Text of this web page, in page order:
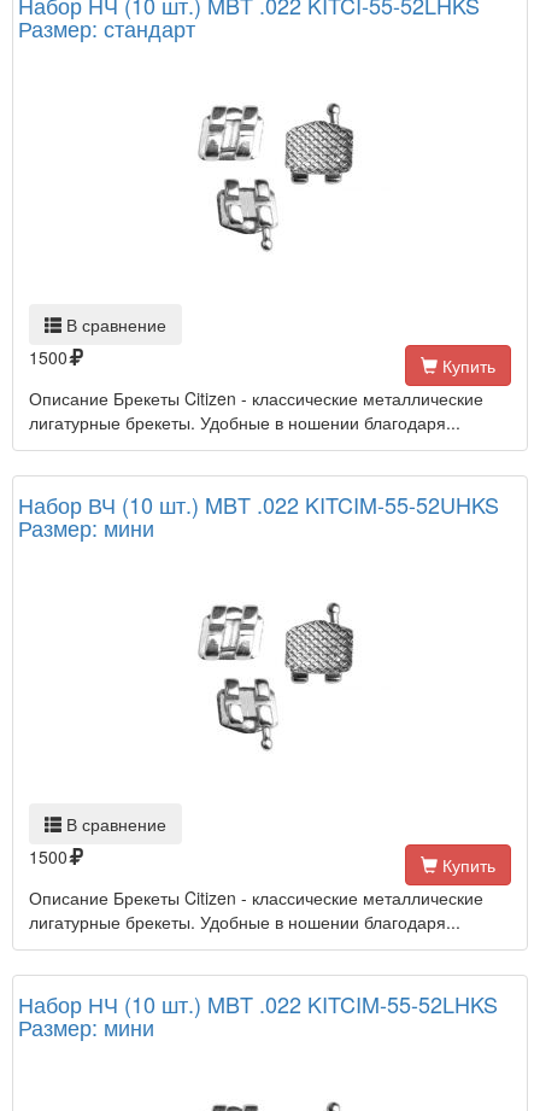
Размер: стандарт
В сравнение
1500
Купить
Описание Брекеты Citizen - классические металлические
лигатурные брекеты. Удобные в ношении благодаря...
Набор ВЧ (10 шт.) MBT .022 KITCIM-55-52UHKS
Размер: мини
В сравнение
1500
Купить
Описание Брекеты Citizen - классические металлические
лигатурные брекеты. Удобные в ношении благодаря...
Набор НЧ (10 шт.) MBT .022 KITCIM-55-52LHKS
Размер: мини